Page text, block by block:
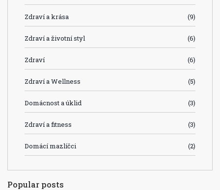
Zdraví a krása (9)
Zdraví a životní styl (6)
Zdraví (6)
Zdraví a Wellness (5)
Domácnost a úklid (3)
Zdraví a fitness (3)
Domácí mazlíčci (2)
Popular posts